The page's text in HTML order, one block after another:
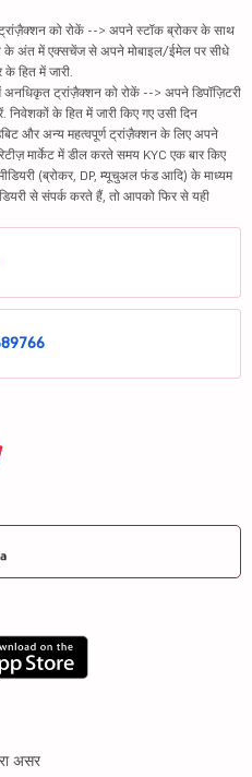
को रोकें --> अपने स्टॉक ब्रोकर के साथ
के अंत में एक्सचेंज से अपने मोबाइल/ईमेल पर सीधे
हित में जारी.
ट्रांज़ैक्शन को रोकें --> अपने डिपॉज़िटरी
के हित में जारी किए गए उसी दिन
और अन्य महत्वपूर्ण ट्रांज़ैक्शन के लिए अपने
मार्केट में डील करते समय KYC एक बार किए
(ब्रोकर, DP, म्यूचुअल फंड आदि) के माध्यम
से संपर्क करते हैं, तो आपको फिर से यही
असर